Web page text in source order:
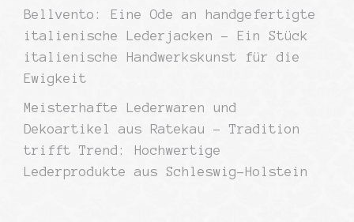
Bellvento: Eine Ode an handgefertigte
italienische Lederjacken – Ein Stück
italienische Handwerkskunst für die
Ewigkeit
Meisterhafte Lederwaren und
Dekoartikel aus Ratekau – Tradition
trifft Trend: Hochwertige
Lederprodukte aus Schleswig-Holstein